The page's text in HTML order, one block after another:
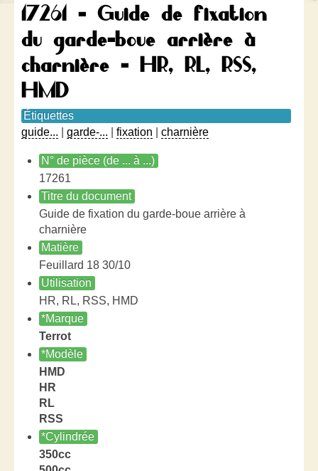
17261 - Guide de fixation
du garde-boue arrière à
charnière - HR, RL, RSS,
HMD
Étiquettes
guide...
garde-... fixation charnière
N° de pièce (de ... à ...)
17261
Titre du document
Guide de fixation du garde-boue arrière à
charnière
Matière
Feuillard 18 30/10
Utilisation
HR, RL, RSS, HMD
*Marque
Terrot
*Modèle
HMD
HR
RL
RSS
*Cylindrée
350cc